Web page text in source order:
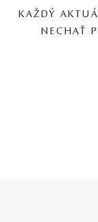
KAŽDÝ
NECHAŤ